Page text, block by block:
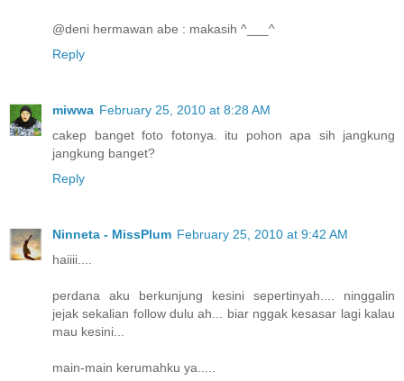
@deni hermawan abe : makasih ^___^
Reply
miwwa February 25, 2010 at 8:28 AM
cakep banget foto fotonya. itu pohon apa sih jangkung
jangkung banget?
Reply
Ninneta - MissPlum February 25, 2010 at 9:42 AM
haiiii....
perdana aku berkunjung kesini sepertinyah.... ninggalin
jejak sekalian follow dulu ah... biar nggak kesasar lagi kalau
mau kesini...
main-main kerumahku ya.....